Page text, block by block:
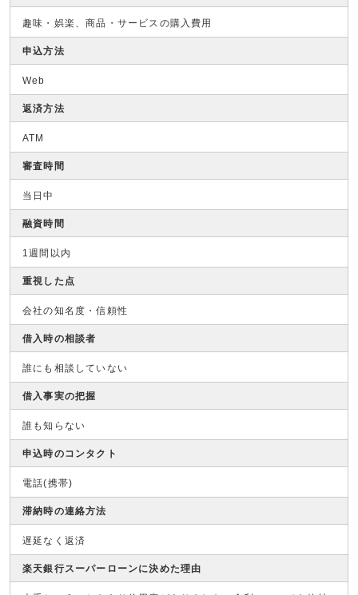
趣味・娯楽、商品・サービスの購入費用
申込方法
Web
返済方法
ATM
審査時間
当日中
融資時間
1週間以内
重視した点
会社の知名度・信頼性
借入時の相談者
誰にも相談していない
借入事実の把握
誰も知らない
申込時のコンタクト
電話(携帯)
滞納時の連絡方法
遅延なく返済
楽天銀行スーパーローンに決めた理由